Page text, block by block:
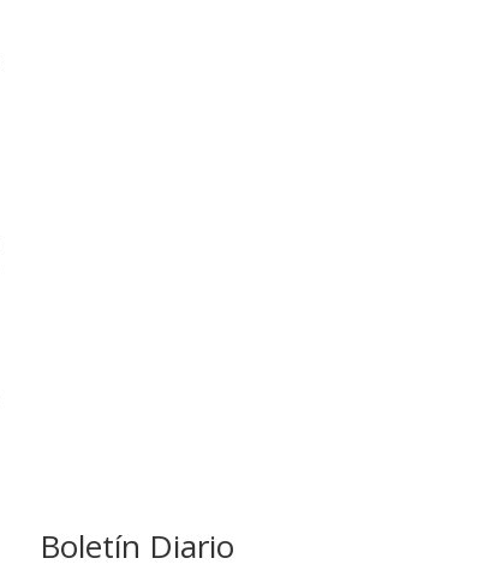
Boletín Diario